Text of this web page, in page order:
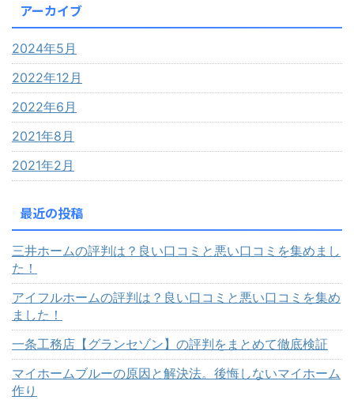
アーカイブ
2024年5月
2022年12月
2022年6月
2021年8月
2021年2月
最近の投稿
三井ホームの評判は？良い口コミと悪い口コミを集めまし
た！
アイフルホームの評判は？良い口コミと悪い口コミを集め
ました！
一条工務店【グランセゾン】の評判をまとめて徹底検証
マイホームブルーの原因と解決法。後悔しないマイホーム
作り